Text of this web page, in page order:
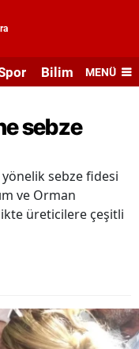
Bilim veMENÜ
sebze
sebze fidesi
ve Orman
üreticilere çeşitli